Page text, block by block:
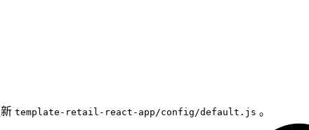
template-retail-react-app/config/default.js 。